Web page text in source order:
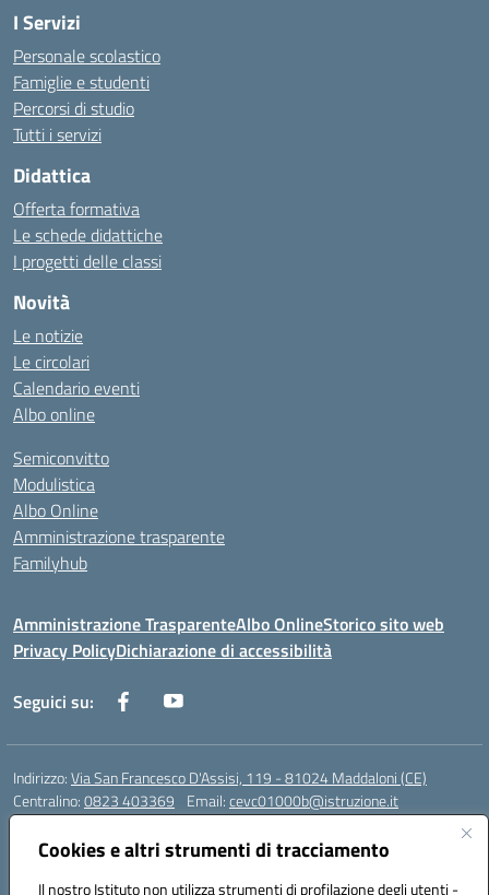
Cookies e altri strumenti di tracciamento
Il nostro Istituto non utilizza strumenti di profilazione degli utenti -
I Servizi
Personale scolastico
Famiglie e studenti
Percorsi di studio
Tutti i servizi
Didattica
Offerta formativa
Le schede didattiche
I progetti delle classi
Novità
Le notizie
Le circolari
Calendario eventi
Albo online
Semiconvitto
Modulistica
Albo Online
Amministrazione trasparente
Familyhub
Amministrazione TrasparenteAlbo OnlineStorico sito web
Privacy PolicyDichiarazione di accessibilità
Seguici su:
Indirizzo:Via San Francesco D'Assisi, 119 - 81024 Maddaloni (CE)
Centralino:0823 403369 Email:cevc01000b@istruzione.it
Posta elettronica certificata (PEC):
Codice fiscale: 80004990612 (Convitto) - 93044680614 (Scuole
Annesse)